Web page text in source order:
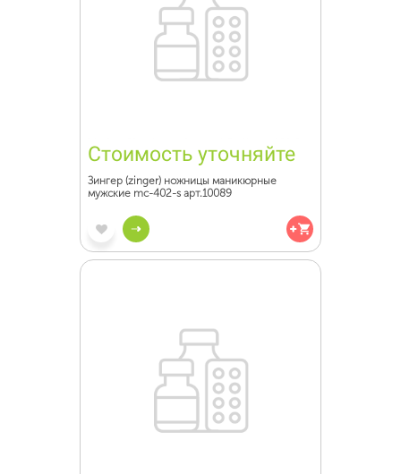
Стоимость уточняйте
Зингер (zinger) ножницы маникюрные
мужские mc-402-s арт.10089